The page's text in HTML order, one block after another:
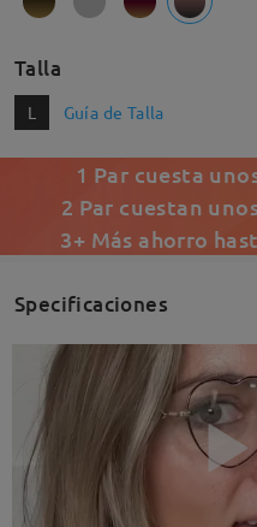
Talla
L Guía de Talla
1 Par cuesta
2 Par cuestan
3+ Más ahorro
Specificaciones